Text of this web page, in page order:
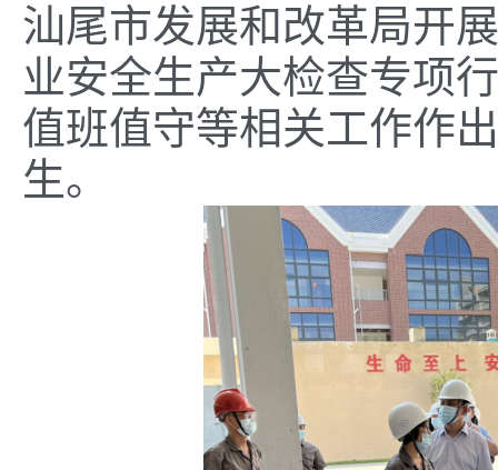
汕尾市发展和改革局开
业安全生产大检查专项
值班值守等相关工作作
生。